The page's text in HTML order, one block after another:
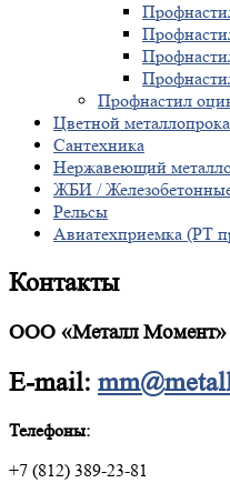
Профнастил
Цветной
Сантехника
Нержавеющий
ЖБИ /
Рельсы
Авиатехприемка (РТ
Контакты
ООО «Металл Момент»
E-mail:
Телефоны:
+7 (812) 389-23-81